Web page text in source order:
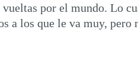
por el mundo. Lo
a los que le va muy, pero